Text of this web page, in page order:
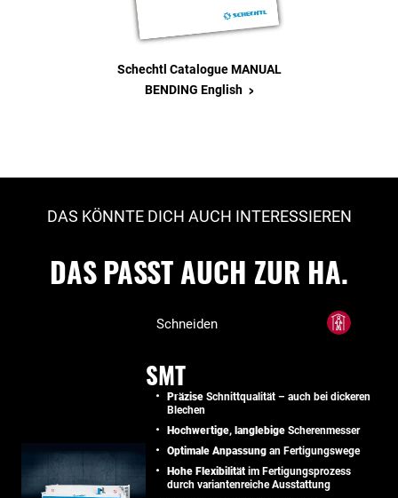
Schechtl Catalogue MANUAL
BENDING English >
DAS KÖNNTE DICH AUCH INTERESSIEREN
DAS PASST AUCH ZUR HA.
Schneiden
SMT
Präzise Schnittqualität – auch bei dickeren
Blechen
Hochwertige, langlebige Scherenmesser
Optimale Anpassung an Fertigungswege
Hohe Flexibilität im Fertigungsprozess
durch variantenreiche Ausstattung